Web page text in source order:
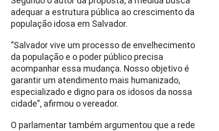
adequar a estrutura pública ao crescimento da
população idosa em Salvador.
“Salvador vive um processo de envelhecimento
da população e o poder público precisa
acompanhar essa mudança. Nosso objetivo é
garantir um atendimento mais humanizado,
especializado e digno para os idosos da nossa
cidade”, afirmou o vereador.
O parlamentar também argumentou que a rede